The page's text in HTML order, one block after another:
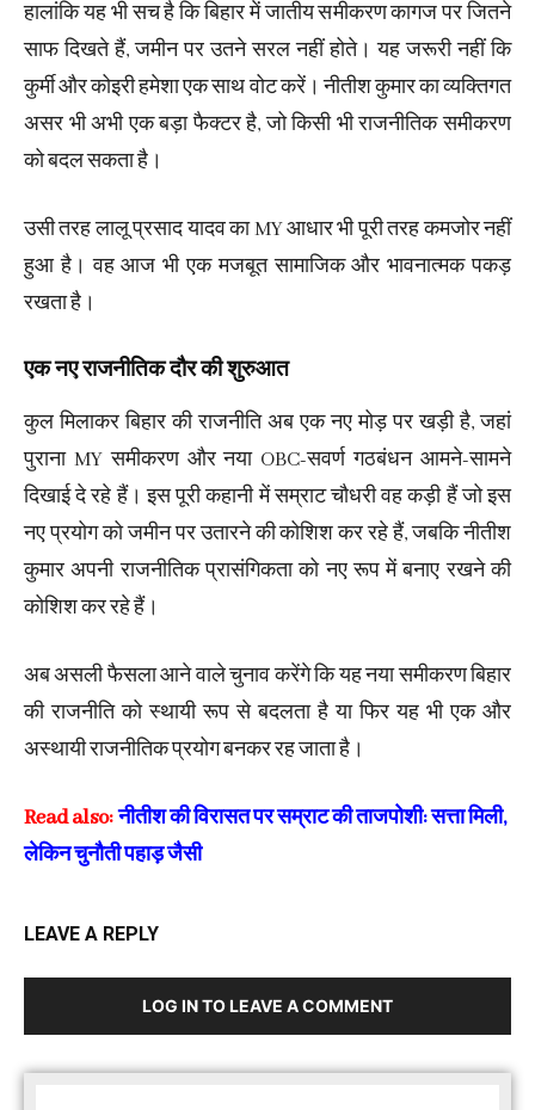
हालांकि यह भी सच है कि बिहार में जातीय समीकरण कागज पर जितने
साफ दिखते हैं, जमीन पर उतने सरल नहीं होते। यह जरूरी नहीं कि
कुर्मी और कोइरी हमेशा एक साथ वोट करें। नीतीश कुमार का व्यक्तिगत
असर भी अभी एक बड़ा फैक्टर है, जो किसी भी राजनीतिक समीकरण
को बदल सकता है।
उसी तरह लालू प्रसाद यादव का MY आधार भी पूरी तरह कमजोर नहीं
हुआ है। वह आज भी एक मजबूत सामाजिक और भावनात्मक पकड़
रखता है।
एक नए राजनीतिक दौर की शुरुआत
कुल मिलाकर बिहार की राजनीति अब एक नए मोड़ पर खड़ी है, जहां
पुराना MY समीकरण और नया OBC-सवर्ण गठबंधन आमने-सामने
दिखाई दे रहे हैं। इस पूरी कहानी में सम्राट चौधरी वह कड़ी हैं जो इस
नए प्रयोग को जमीन पर उतारने की कोशिश कर रहे हैं, जबकि नीतीश
कुमार अपनी राजनीतिक प्रासंगिकता को नए रूप में बनाए रखने की
कोशिश कर रहे हैं।
अब असली फैसला आने वाले चुनाव करेंगे कि यह नया समीकरण बिहार
की राजनीति को स्थायी रूप से बदलता है या फिर यह भी एक और
अस्थायी राजनीतिक प्रयोग बनकर रह जाता है।
Read also:नीतीश की विरासत पर सम्राट की ताजपोशी: सत्ता मिली,
लेकिन चुनौती पहाड़ जैसी
LEAVE A REPLY
LOG IN TO LEAVE A COMMENT